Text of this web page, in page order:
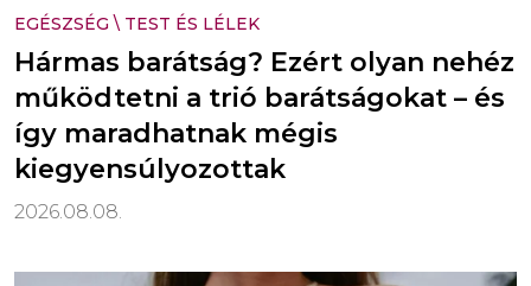
EGÉSZSÉG \ TEST ÉS LÉLEK
Hármas barátság? Ezért olyan nehéz
működtetni a trió barátságokat – és
így maradhatnak mégis
kiegyensúlyozottak
2026.08.08.